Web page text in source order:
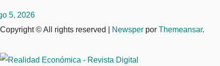
5, 2026
Copyright © All rights reserved
Newsper por Themeansar.